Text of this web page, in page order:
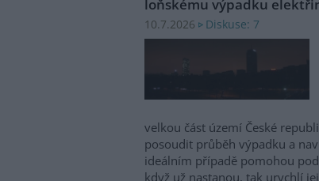
loňskému výpadku
10.7.2026 Diskuse: 7
velkou část území České
posoudit průběh výpadku a
ideálním případě pomohou
když už nastanou, tak urychlí